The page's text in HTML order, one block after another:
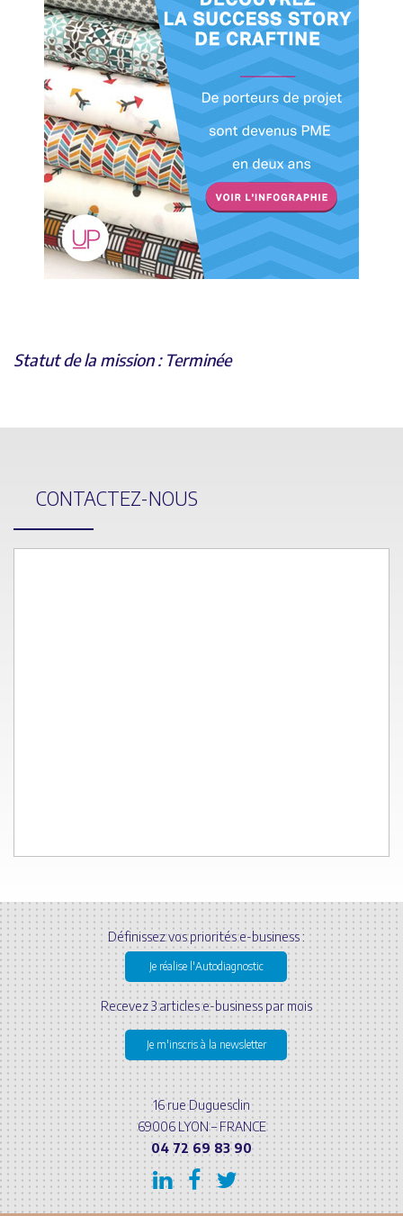
Statut de la mission : Terminée
CONTACTEZ-NOUS
16 rue Duguesclin
69006 LYON – FRANCE
04 72 69 83 90
Définissez vos priorités e-business :
Je réalise l'Autodiagnostic
Recevez 3 articles e-business par mois
Je m'inscris à la newsletter